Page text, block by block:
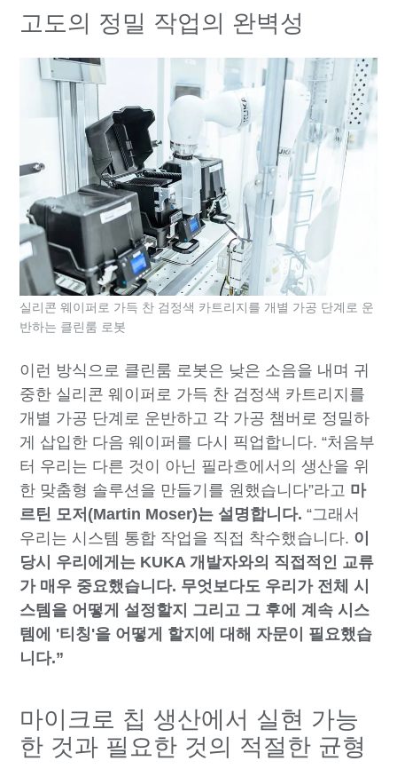
고도의 정밀 작업의 완벽성
이런 방식으로 클린룸 로봇은 낮은 소음을 내며 귀
중한 실리콘 웨이퍼로 가득 찬 검정색 카트리지를
개별 가공 단계로 운반하고 각 가공 챔버로 정밀하
게 삽입한 다음 웨이퍼를 다시 픽업합니다. “처음부
터 우리는 다른 것이 아닌 필라흐에서의 생산을 위
한 맞춤형 솔루션을 만들기를 원했습니다”라고 마
르틴 모저(Martin Moser)는 설명합니다. “그래서
우리는 시스템 통합 작업을 직접 착수했습니다. 이
당시 우리에게는 KUKA 개발자와의 직접적인 교류
가 매우 중요했습니다. 무엇보다도 우리가 전체 시
스템을 어떻게 설정할지 그리고 그 후에 계속 시스
템에 '티칭'을 어떻게 할지에 대해 자문이 필요했습
니다.”
실리콘 웨이퍼로 가득 찬 검정색 카트리지를 개별 가공 단계로 운
반하는 클린룸 로봇
마이크로 칩 생산에서 실현 가능
한 것과 필요한 것의 적절한 균형